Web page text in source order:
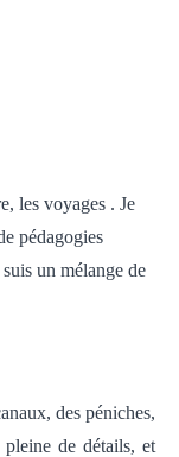
les voyages . Je
pédagogies
un mélange de
des péniches,
de détails, et